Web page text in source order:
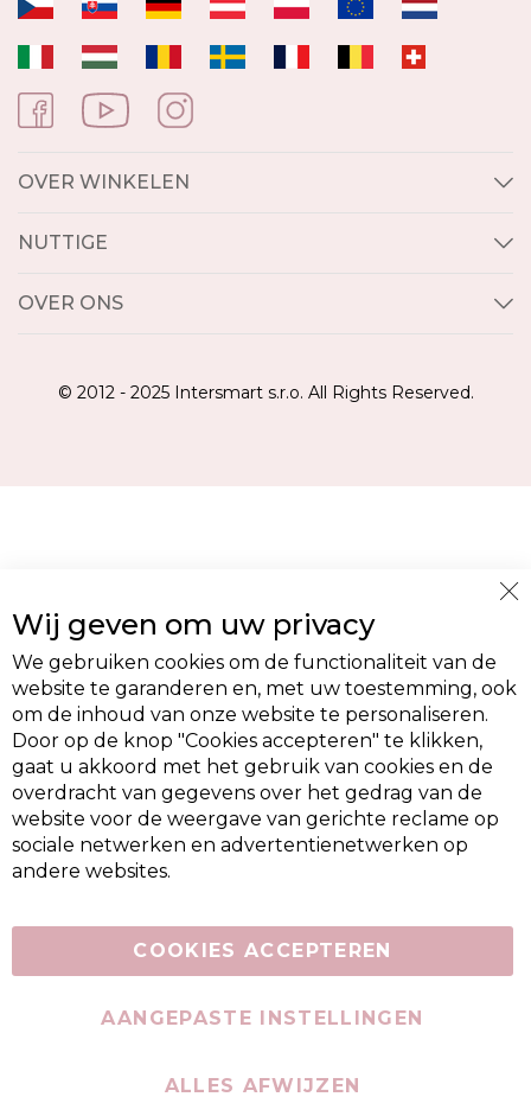
OVER WINKELEN
NUTTIGE
OVER ONS
© 2012 - 2025 Intersmart s.r.o. All Rights Reserved.
Wij geven om uw privacy
We gebruiken cookies om de functionaliteit van de
website te garanderen en, met uw toestemming, ook
om de inhoud van onze website te personaliseren.
Door op de knop "Cookies accepteren" te klikken,
gaat u akkoord met het gebruik van cookies en de
overdracht van gegevens over het gedrag van de
website voor de weergave van gerichte reclame op
sociale netwerken en advertentienetwerken op
andere websites.
COOKIES ACCEPTEREN
AANGEPASTE INSTELLINGEN
ALLES AFWIJZEN